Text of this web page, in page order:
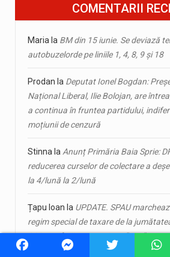
COMENTARII
Maria la BM din 15 iunie. Se deviază
autobuzelorde pe liniile 1, 4, 8, 9 și 18
Prodan la Deputat Ionel Bogdan:
Național Liberal, Ilie Bolojan, are
a continua în fruntea partidului,
moțiunii de cenzură
Stinna la Anunț Primăria Baia Sprie:
reducerea curselor de colectare a
la 4/lună la 2/lună
Țapu Ioan la UPDATE. SPAU
regim special de taxare de la
2026, șoferii nu-și mai pot ”uita”
parcarea de la Maramureșul